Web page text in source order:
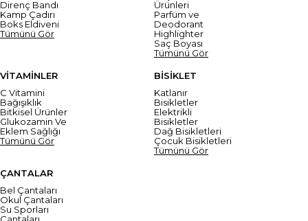
Direnç Bandı
Kamp Çadırı
Boks Eldiveni
Tümünü Gör
Ürünleri
Parfüm ve
Deodorant
Highlighter
Saç Boyası
Tümünü Gör
VİTAMİNLER
C Vitamini
Bağışıklık
Bitkisel Ürünler
Glukozamin Ve
Eklem Sağlığı
Tümünü Gör
BİSİKLET
Katlanır
Bisikletler
Elektrikli
Bisikletler
Dağ Bisikletleri
Çocuk Bisikletleri
Tümünü Gör
ÇANTALAR
Bel Çantaları
Okul Çantaları
Su Sporları